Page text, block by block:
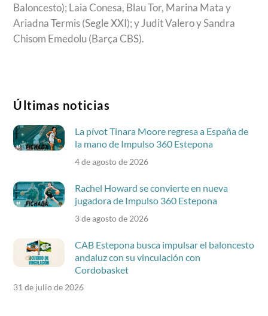
Baloncesto); Laia Conesa, Blau Tor, Marina Mata y
Ariadna Termis (Segle XXI); y Judit Valero y Sandra
Chisom Emedolu (Barça CBS).
Últimas noticias
La pívot Tinara Moore regresa a España de
la mano de Impulso 360 Estepona
4 de agosto de 2026
Rachel Howard se convierte en nueva
jugadora de Impulso 360 Estepona
3 de agosto de 2026
CAB Estepona busca impulsar el baloncesto
andaluz con su vinculación con
Cordobasket
31 de julio de 2026